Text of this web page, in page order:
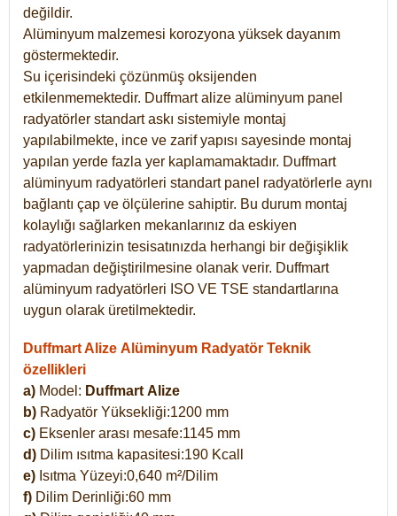
değildir.
Alüminyum malzemesi korozyona yüksek dayanım
göstermektedir.
Su içerisindeki çözünmüş oksijenden
etkilenmemektedir. Duffmart alize alüminyum panel
radyatörler standart askı sistemiyle montaj
yapılabilmekte, ince ve zarif yapısı sayesinde montaj
yapılan yerde fazla yer kaplamamaktadır. Duffmart
alüminyum radyatörleri standart panel radyatörlerle aynı
bağlantı çap ve ölçülerine sahiptir. Bu durum montaj
kolaylığı sağlarken mekanlarınız da eskiyen
radyatörlerinizin tesisatınızda herhangi bir değişiklik
yapmadan değiştirilmesine olanak verir. Duffmart
alüminyum radyatörleri ISO VE TSE standartlarına
uygun olarak üretilmektedir.
Duffmart Alize Alüminyum Radyatör Teknik
özellikleri
a) Model: Duffmart Alize
b) Radyatör Yüksekliği:1200 mm
c) Eksenler arası mesafe:1145 mm
d) Dilim ısıtma kapasitesi:190 Kcall
e) Isıtma Yüzeyi:0,640 m²/Dilim
f) Dilim Derinliği:60 mm